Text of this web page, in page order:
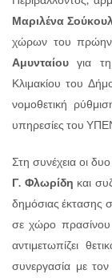
Μαριλένα
χώρων του πρώην
Αμυνταίου για
Κλιμακίου του
νομοθετική
υπηρεσίες του
Στη συνέχεια οι
Γ. Φλωρίδη και
δημόσιας έκτασης
σε χώρο
αντιμετωπίζει
συνεργασία με τον